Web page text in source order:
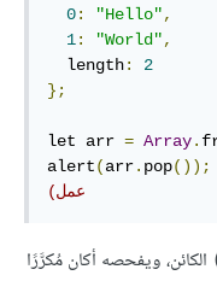
0: "Hello",
1: "World",
  length
:
2
};
let arr = Array.
alert(arr. pop());
عمل)
الكائن، ويفحصه أكان مُكرَّرًا